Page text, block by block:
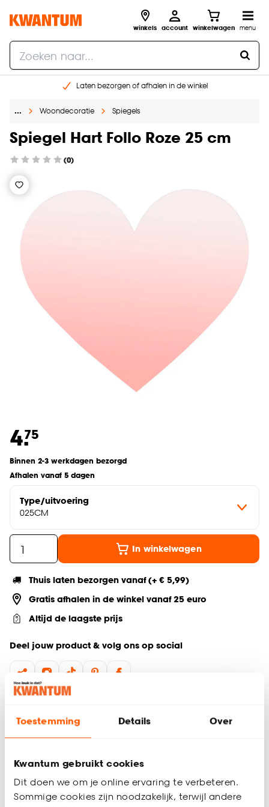
Toestemming Details Over
Kwantum gebruikt cookies
Dit doen we om je online ervaring te verbeteren.
Sommige cookies zijn noodzakelijk, terwijl andere
winkels account winkelwagen menu
Laten bezorgen of afhalen in de winkel
Gratis raam advies en inmeten aan huis
… Woondecoratie Spiegels
Spiegel Hart Follo Roze 25 cm
(0)
4.75
Binnen 2-3 werkdagen bezorgd
Afhalen vanaf 5 dagen
Type/uitvoering
025CM
In winkelwagen
Thuis laten bezorgen vanaf (+ € 5,99)
Gratis afhalen in de winkel vanaf 25 euro
Altijd de laagste prijs
Deel jouw product & volg ons op social
Wandspiegel
Vrolijke spiegel voor elke kinderkamer
wandspiegel. Deze speelse kinderkamer spiegel brengt direct
sfeer en kleur in de ruimte. Het moderne ontwerp sluit perfect